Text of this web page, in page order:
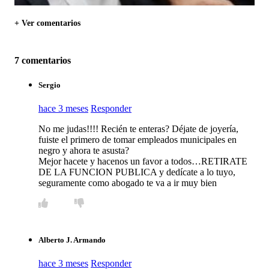
+ Ver comentarios
7 comentarios
Sergio
hace 3 meses Responder
No me judas!!!! Recién te enteras? Déjate de joyería,
fuiste el primero de tomar empleados municipales en
negro y ahora te asusta?
Mejor hacete y hacenos un favor a todos…RETIRATE
DE LA FUNCION PUBLICA y dedícate a lo tuyo,
seguramente como abogado te va a ir muy bien
Alberto J. Armando
hace 3 meses Responder